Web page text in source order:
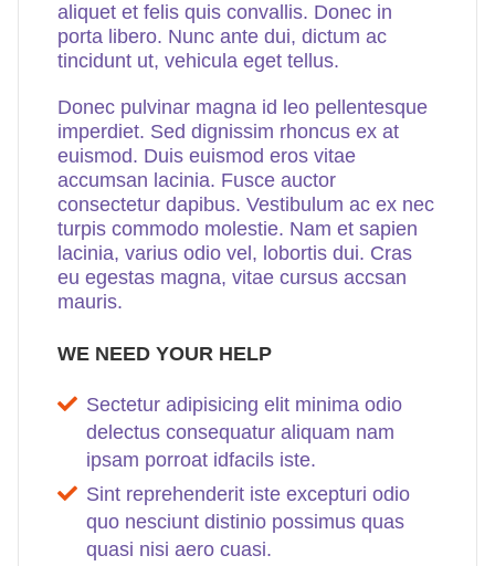
aliquet et felis quis convallis. Donec in
porta libero. Nunc ante dui, dictum ac
tincidunt ut, vehicula eget tellus.
Donec pulvinar magna id leo pellentesque
imperdiet. Sed dignissim rhoncus ex at
euismod. Duis euismod eros vitae
accumsan lacinia. Fusce auctor
consectetur dapibus. Vestibulum ac ex nec
turpis commodo molestie. Nam et sapien
lacinia, varius odio vel, lobortis dui. Cras
eu egestas magna, vitae cursus accsan
mauris.
WE NEED YOUR HELP
Sectetur adipisicing elit minima odio
delectus consequatur aliquam nam
ipsam porroat idfacils iste.
Sint reprehenderit iste excepturi odio
quo nesciunt distinio possimus quas
quasi nisi aero cuasi.